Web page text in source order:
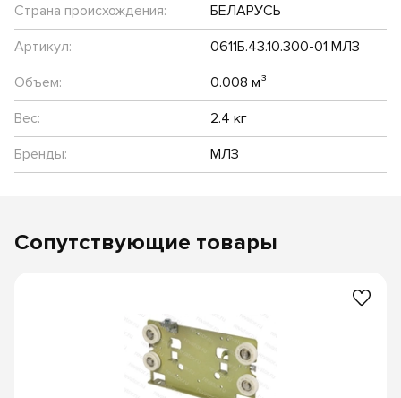
Страна происхождения:
БЕЛАРУСЬ
Артикул:
0611Б.43.10.300-01 МЛЗ
Объем:
0.008 м³
Вес:
2.4 кг
Бренды:
МЛЗ
Сопутствующие товары